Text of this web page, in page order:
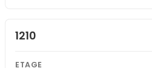
1210